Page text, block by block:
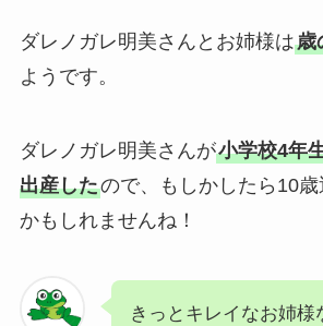
ダレノガレ明美さんとお姉様は歳
ようです。
ダレノガレ明美さんが小学校4年
出産したので、もしかしたら10
かもしれませんね！
きっとキレイなお姉様